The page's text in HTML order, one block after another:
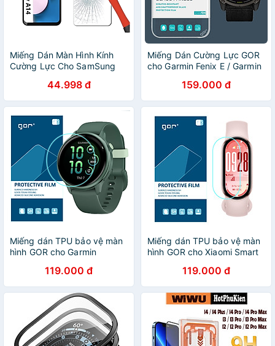
Miếng Dán Màn Hình Kính
Cường Lực Cho SamSung
4G/5G, A33, A53, A73, A04,
A04s Chính Hãng Glass Pro
9H - Hàng chính Hãng
44.998 đ
Miếng Dán Cường Lực GOR
cho Garmin Fenix E / Garmin
Amoled / Garmin Fenix 8
Solar Size 43/47/51mm -
Hàng Chính Hãng
159.000 đ
Miếng dán TPU bảo vệ màn
hình GOR cho Garmin
Vivoactive 6 - Hàng Chính
Hãng
119.000 đ
Miếng dán TPU bảo vệ màn
hình GOR cho Xiaomi Smart
Hàng Chính Hãng
119.000 đ